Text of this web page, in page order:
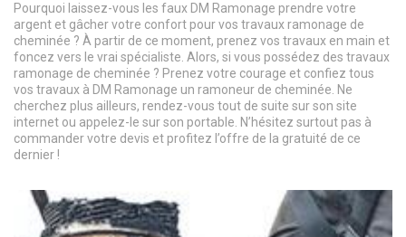
Pourquoi laissez-vous les faux DM Ramonage prendre votre
argent et gâcher votre confort pour vos travaux ramonage de
cheminée ? À partir de ce moment, prenez vos travaux en main et
foncez vers le vrai spécialiste. Alors, si vous possédez des travaux
ramonage de cheminée ? Prenez votre courage et confiez tous
vos travaux à DM Ramonage un ramoneur de cheminée. Ne
cherchez plus ailleurs, rendez-vous tout de suite sur son site
internet ou appelez-le sur son portable. N’hésitez surtout pas à
commander votre devis et profitez l’offre de la gratuité de ce
dernier !